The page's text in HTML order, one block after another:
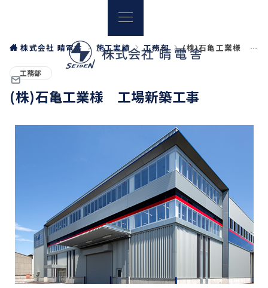
株式会社 晴電舎 施工実績 工務部 (株)石亀工業様 工場新築工事
工務部
(株)石亀工業様 工場新築工事